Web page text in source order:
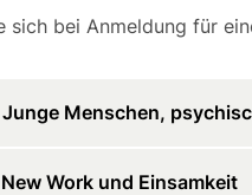
sich bei Anmeldung für
Menschen,
Work und Einsamkeit